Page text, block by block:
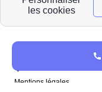
Qui sommes-nous ?
Mentions légales